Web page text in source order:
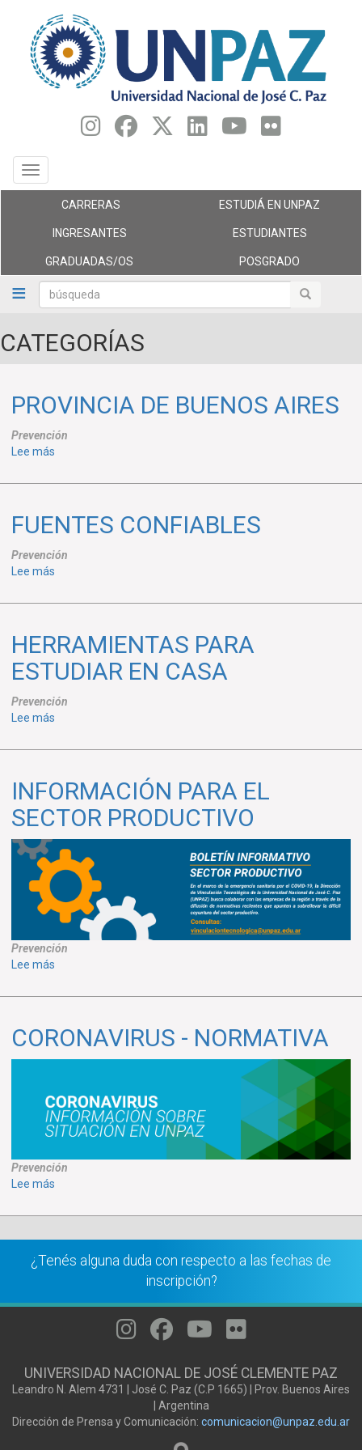
contenido
principal
búsqueda búsqueda
Toggle navigation
CARRERAS ESTUDIÁ EN UNPAZ
INGRESANTES ESTUDIANTES
GRADUADAS/OS POSGRADO
CATEGORÍAS
PROVINCIA DE BUENOS AIRES
Prevención
Lee más
DE
AIRES
FUENTES CONFIABLES
Prevención
Lee más
CONFIABLES
HERRAMIENTAS PARA
ESTUDIAR EN CASA
Prevención
Lee más
ESTUDIAR
CASA
INFORMACIÓN PARA EL
SECTOR PRODUCTIVO
Prevención
Lee más
PARA
SECTOR
CORONAVIRUS - NORMATIVA
Prevención
Lee más
-
NORMATIVA
¿Tenés alguna duda con respecto a las fechas de
inscripción?
UNIVERSIDAD NACIONAL DE JOSÉ CLEMENTE PAZ
Leandro N. Alem 4731 | José C. Paz (C.P 1665) | Prov. Buenos Aires
| Argentina
Dirección de Prensa y Comunicación: comunicacion@unpaz.edu.ar